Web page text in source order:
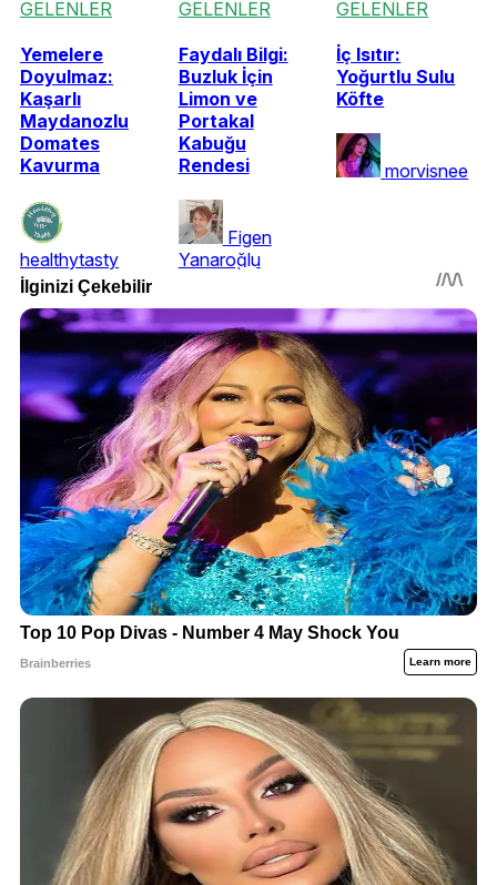
GELENLER
Yemelere
Doyulmaz:
Kaşarlı
Maydanozlu
Domates
Kavurma
healthytasty
GELENLER
Faydalı Bilgi:
Buzluk İçin
Limon ve
Portakal
Kabuğu
Rendesi
Figen
Yanaroğlu
GELENLER
İç Isıtır:
Yoğurtlu Sulu
Köfte
morvisnee